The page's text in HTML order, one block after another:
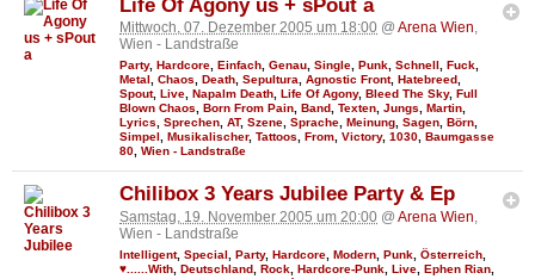
Life Of Agony us + sPout a
Mittwoch, 07. Dezember 2005 um 18:00 @ Arena Wien,
Wien - Landstraße
Party, Hardcore, Einfach, Genau, Single, Punk, Schnell , Fuck,
Metal , Chaos, Death, Sepultura, Agnostic Front, Hatebreed,
Spout, Live, Napalm Death, Life Of Agony, Bleed The Sky, Full
Blown Chaos, Born From Pain, Band, Texten, Jungs, Martin,
Lyrics, Sprechen, AT, Szene, Sprache, Meinung, Sagen, Börn,
Simpel , Musikalischer, Tattoos, From, Victory, 1030, Baumgasse
80, Wien - Landstraße
Chilibox 3 Years Jubilee Party & Ep
Samstag, 19. November 2005 um 20:00 @ Arena Wien,
Wien - Landstraße
Intelligent, Special Party, Hardcore Modern Punk Österreich
♥......With Deutschland Rock Hardcore-Punk Live Ephen Rian